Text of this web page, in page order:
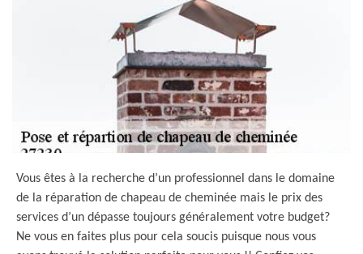
Vous êtes à la recherche d’un professionnel dans le domaine
de la réparation de chapeau de cheminée mais le prix des
services d’un dépasse toujours généralement votre budget?
Ne vous en faites plus pour cela soucis puisque nous vous